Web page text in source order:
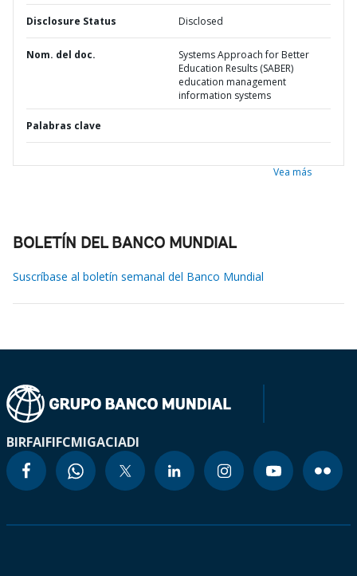
Disclosure Status Disclosed
Nom. del doc.
Systems Approach for Better
Education Results (SABER)
education management
information systems
Palabras clave
Vea más
BOLETÍN DEL BANCO MUNDIAL
Suscríbase al boletín semanal del Banco Mundial
BIRFAIFIFCMIGACIADI